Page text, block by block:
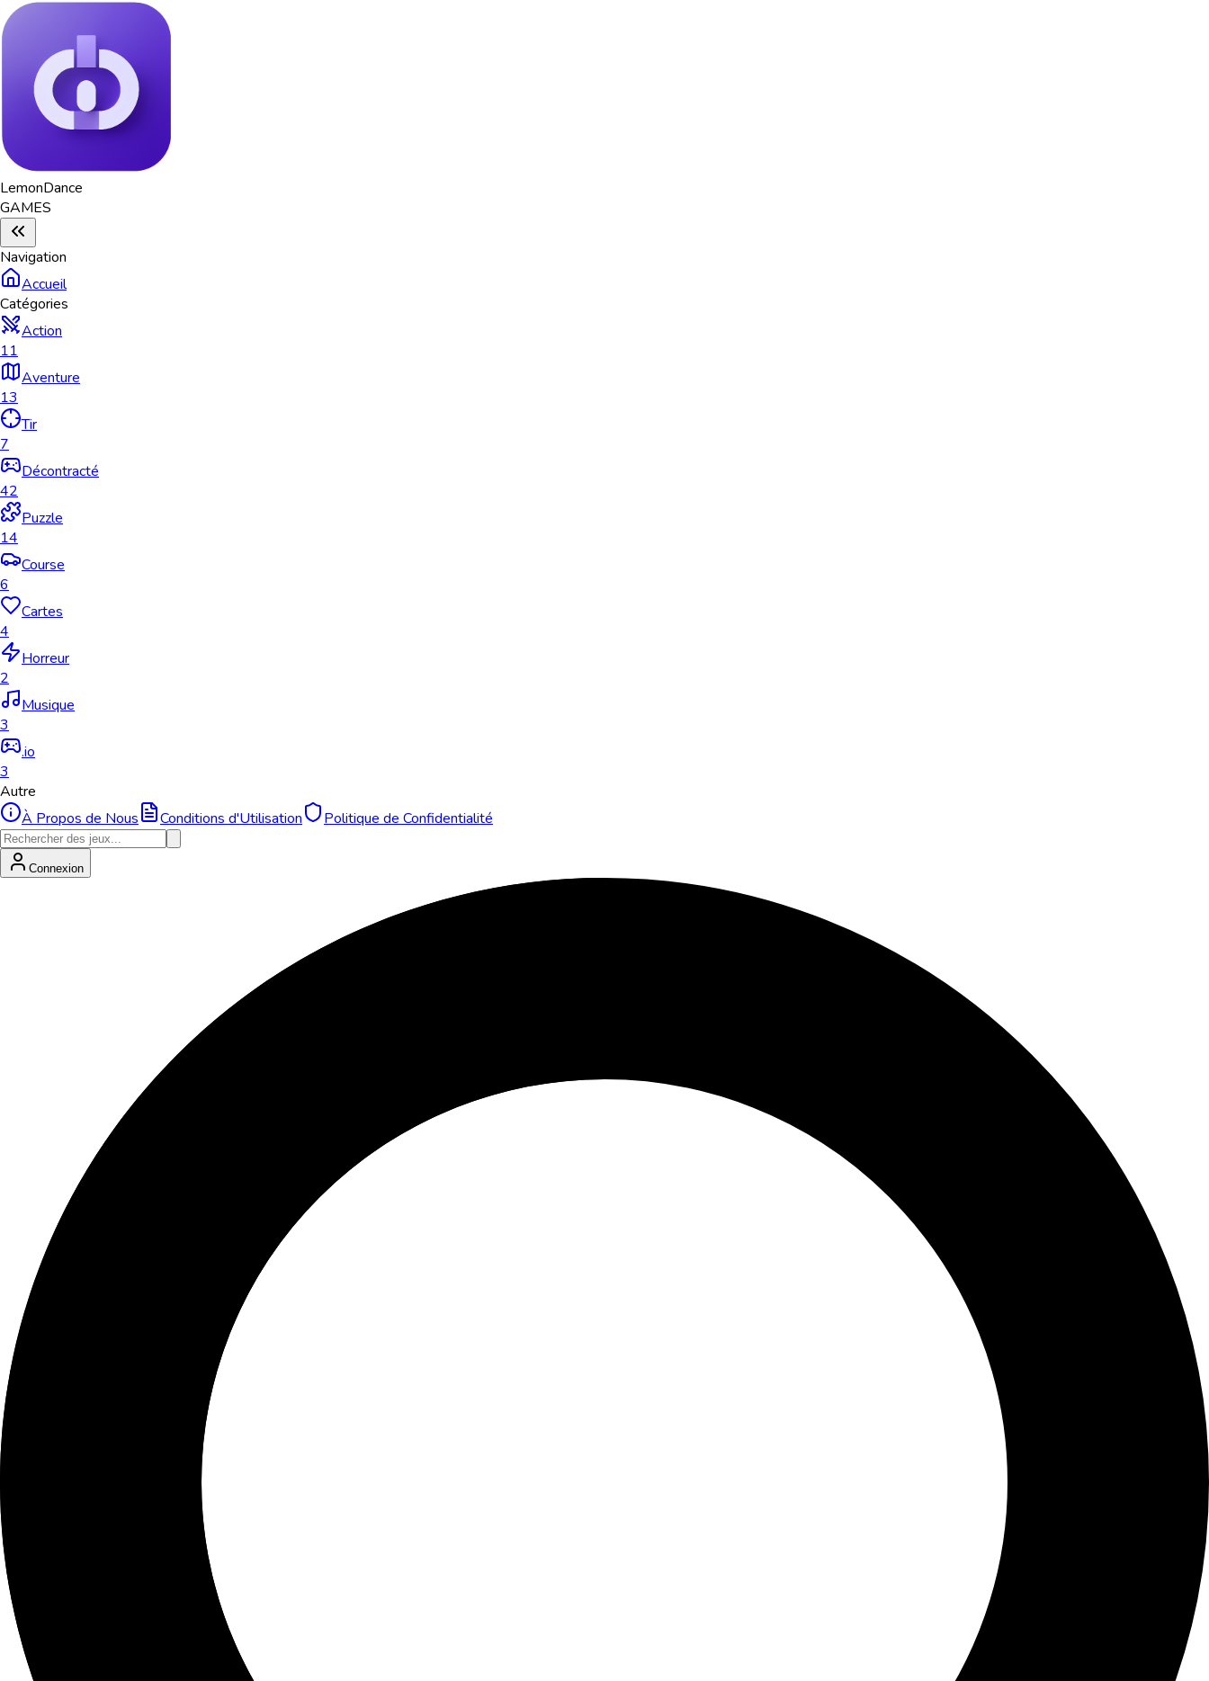
LemonDance
GAMES
Navigation
Accueil
Catégories
Action
11
Aventure
13
Tir
7
Décontracté
42
Puzzle
14
Course
6
Cartes
4
Horreur
2
Musique
3
.io
3
Autre
À Propos de Nous
Conditions d'Utilisation Politique de Confidentialité
Connexion